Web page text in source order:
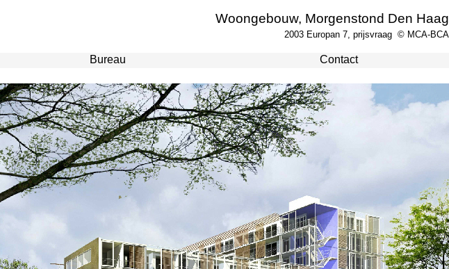
Contact
Bureau
Woongebouw, Morgenstond Den Haag
2003 Europan 7, prijsvraag © MCA-BCA